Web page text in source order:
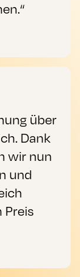
über
Dank
wir nun
und
Preis